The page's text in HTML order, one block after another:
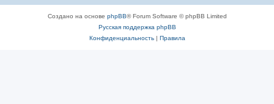
Создано на основе phpBB® Forum Software © phpBB Limited
Русская поддержка phpBB
Конфиденциальность| Правила